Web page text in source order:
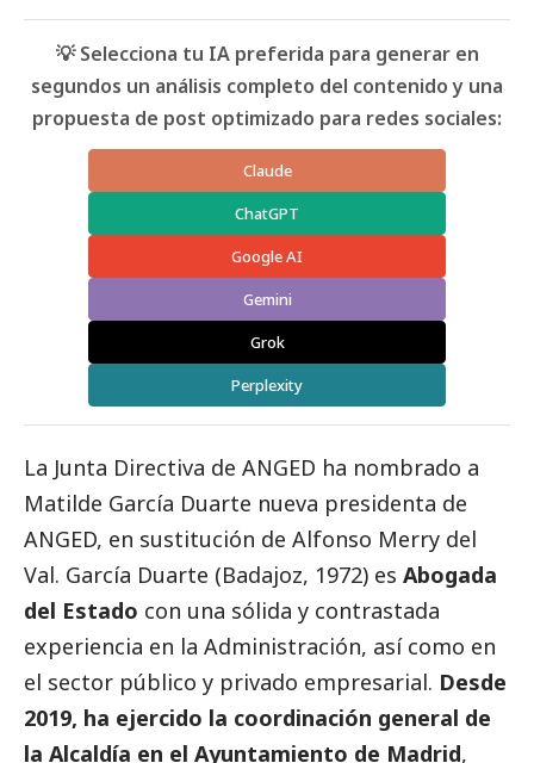
💡 Selecciona tu IA preferida para generar en
segundos un análisis completo del contenido y una
propuesta de post optimizado para redes sociales:
Claude
ChatGPT
Google AI
Gemini
Grok
Perplexity
La Junta Directiva de ANGED ha nombrado a
Matilde García Duarte nueva presidenta de
ANGED, en sustitución de Alfonso Merry del
Val. García Duarte (Badajoz, 1972) es Abogada
del Estado con una sólida y contrastada
experiencia en la Administración, así como en
el sector público y privado empresarial. Desde
2019, ha ejercido la coordinación general de
la Alcaldía en el Ayuntamiento de Madrid,